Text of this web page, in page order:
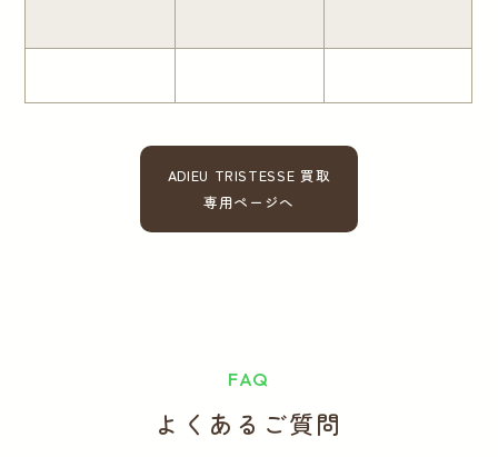
ADIEU TRISTESSE 買取
専用ページへ
FAQ
よくあるご質問